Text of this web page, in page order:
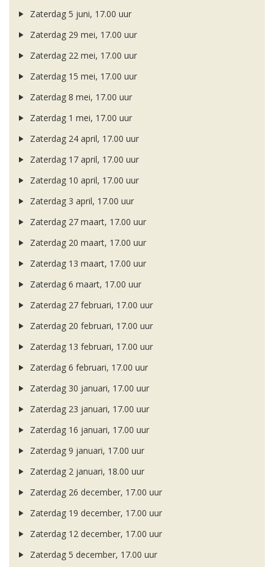
Zaterdag 5 juni, 17.00 uur
Zaterdag 29 mei, 17.00 uur
Zaterdag 22 mei, 17.00 uur
Zaterdag 15 mei, 17.00 uur
Zaterdag 8 mei, 17.00 uur
Zaterdag 1 mei, 17.00 uur
Zaterdag 24 april, 17.00 uur
Zaterdag 17 april, 17.00 uur
Zaterdag 10 april, 17.00 uur
Zaterdag 3 april, 17.00 uur
Zaterdag 27 maart, 17.00 uur
Zaterdag 20 maart, 17.00 uur
Zaterdag 13 maart, 17.00 uur
Zaterdag 6 maart, 17.00 uur
Zaterdag 27 februari, 17.00 uur
Zaterdag 20 februari, 17.00 uur
Zaterdag 13 februari, 17.00 uur
Zaterdag 6 februari, 17.00 uur
Zaterdag 30 januari, 17.00 uur
Zaterdag 23 januari, 17.00 uur
Zaterdag 16 januari, 17.00 uur
Zaterdag 9 januari, 17.00 uur
Zaterdag 2 januari, 18.00 uur
Zaterdag 26 december, 17.00 uur
Zaterdag 19 december, 17.00 uur
Zaterdag 12 december, 17.00 uur
Zaterdag 5 december, 17.00 uur